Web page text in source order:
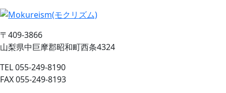
〒409-3866
山梨県中巨摩郡昭和町西条4324
TEL 055-249-8190
FAX 055-249-8193